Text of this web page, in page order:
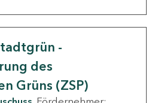
-
des
Grüns (ZSP)